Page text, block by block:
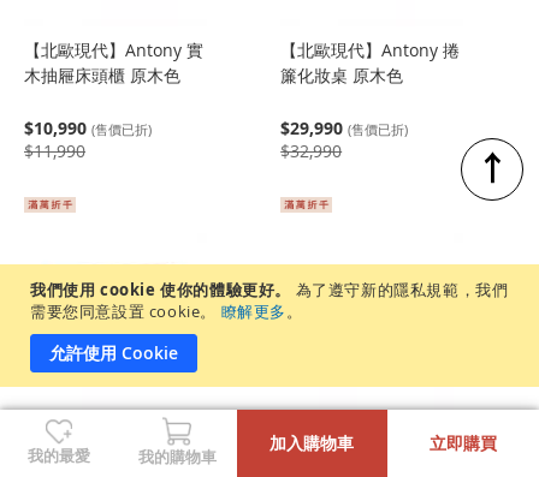
我們使用 cookie 使你的體驗更好。
為了遵守新的隱私規範，我們
需要您同意設置 cookie。
瞭解更多。
允許使用 Cookie
【北歐現代】Antony 實
木抽屜床頭櫃 原木色
$10,990 (售價已折)
$11,990
【北歐現代】Antony 捲
簾化妝桌 原木色
$29,990 (售價已折)
$32,990
【北歐現代】Antony 實
木六斗櫃 (矮櫃) 原木色
【北歐現代】Antony 實
↑
我的最愛 我的購物車
加入購物車 立即購買
+
-